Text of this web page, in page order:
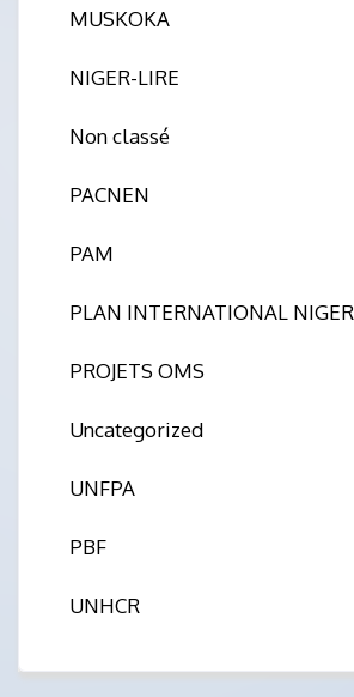
MUSKOKA
NIGER-LIRE
Non classé
PACNEN
PAM
PLAN INTERNATIONAL NIGER
PROJETS OMS
Uncategorized
UNFPA
PBF
UNHCR